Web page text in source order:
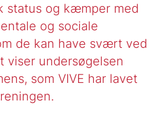
status og kæmper med
og sociale
de kan have svært ved
viser undersøgelsen
som VIVE har lavet